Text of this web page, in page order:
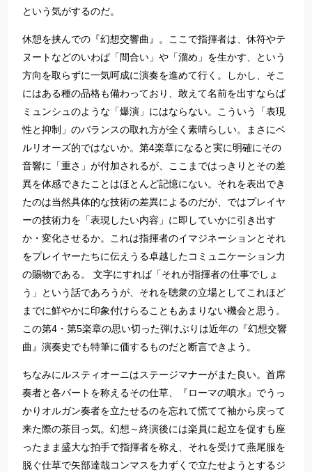
という気がするのだ。
休憩を挟んでの『幻想交響曲』。ここで指揮者は、休符やテ
ヌートなどのいわば「間合い」や「溜め」を生かす、という
方向を取らずに一気呵成に演奏を進めて行く。しかし、そこ
にはある種の品格も備わっており、敢えて名前を出すならば
ミュンシュのような「爆演」にはならない。こういう「表現
性と抑制」のバランスの取れ方が全く素晴らしい。まさにベ
ルリオーズ的ではないか。第4楽章になると実に明確にその
音響に「重さ」が付加されるが、ここまではっきりとその差
異を体感できたことはほとんど記憶にない。それを表出でき
たのは当然具体的な技術の差異によるのだが、ではプレイヤ
ーの技術力を「表現したい内容」に即していかに引き出す
か・変化させるか。これは指揮者のイマジネーションとそれ
をプレイヤーたちに伝えうる卓越したコミュニケーション力
の賜物である。 文字にすれば「それが指揮者の仕事でしょ
う」という話であろうが、それを聴衆の立場としてこれほど
までに鮮やかに印象付けらることもあまりない機会と思う。
この第4・第5楽章の思い切った弾けぶりは近年の『幻想交響
曲』演奏史でも特筆に価するものだと断言できよう。
ちなみにルスティオーニはステージマナーがまた良い。首席
奏者と各パートを称えるその仕草、『ローマの噴水』でうっ
かりオルガン奏者を立たせるのを忘れて慌てて袖から戻って
来た際の茶目っ気。幻想～終演後には楽員に起立を促すも座
ったまま盛大な拍手で指揮者を称え、それを受けて燕尾服を
脱ぐ仕草で矢部達哉コンマスを力ずくで立たせようとするジ